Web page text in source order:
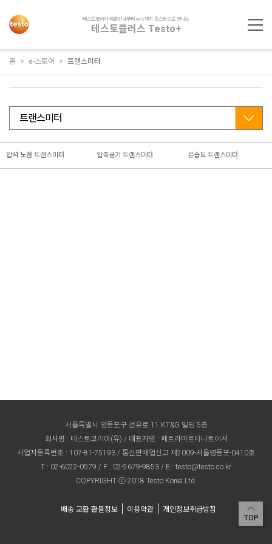
테스토코리아 제품안내부터 A/S까지 원스탑으로 만나는
테스토플러스 Testo+
홈 e-스토어 트랜스미터
압력 노점 트랜스미터 압축공기 트랜스미터 온습도 트랜스미터
서울특별시 영등포구 선유로 11 KT&G 빌딩 5층
회사명 : 테스토코리아(유) / 대표자명 : 페트라마르티나토이셔
사업자등록번호 : 107-81-75193 / 통신판매업신고 제2009-서울영등포-0410호
T : 02-6022-0579 / F : 02-2679-9853 / E : testo@testo.co.kr
COPYRIGHT ⓒ 2018 Testo Korea Ltd.
배송·교환·환불정보 이용약관 개인정보취급방침
TOP